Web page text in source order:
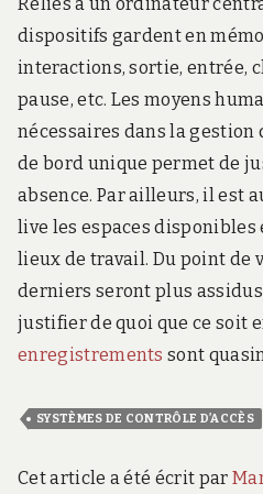
dispositifs gardent en
interactions, sortie, entrée,
pause, etc. Les moyens
nécessaires dans la
de bord unique permet de
absence. Par ailleurs, il est
live les espaces
lieux de travail. Du point de
derniers seront plus
justifier de quoi que ce soit
enregistrements sont
SYSTÈMES DE CONTRÔLE D’ACCÈS
Cet article a été écrit par